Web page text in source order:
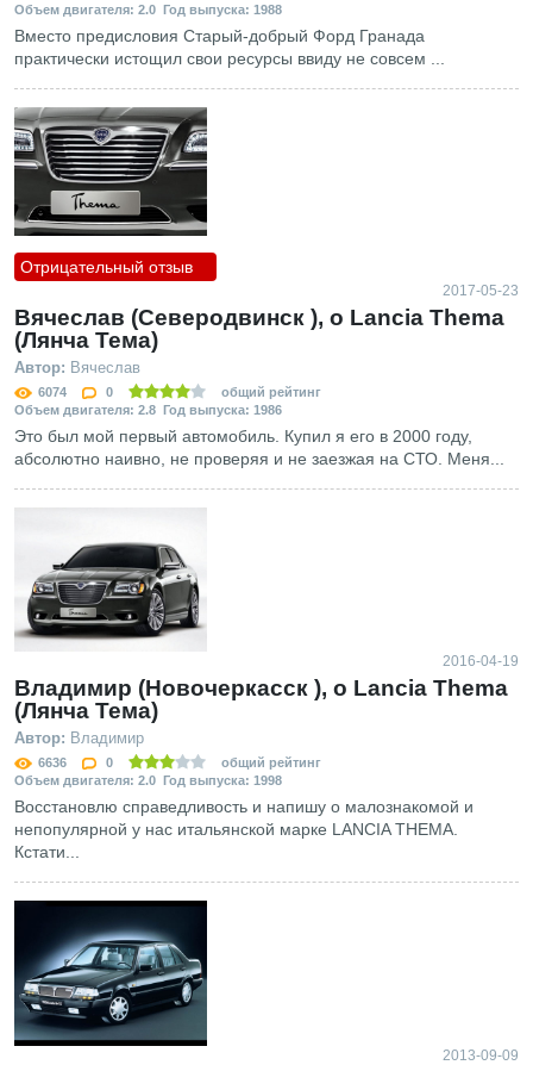
Объем двигателя: 2.0 Год выпуска: 1988
Вместо предисловия Старый-добрый Форд Гранада
практически истощил свои ресурсы ввиду не совсем ...
Отрицательный отзыв
2017-05-23
Вячеслав (Северодвинск ), о Lancia Thema
(Лянча Тема)
Автор: Вячеслав
6074 0
общий рейтинг
Объем двигателя: 2.8 Год выпуска: 1986
Это был мой первый автомобиль. Купил я его в 2000 году,
абсолютно наивно, не проверяя и не заезжая на СТО. Меня...
2016-04-19
Владимир (Новочеркасск ), о Lancia Thema
(Лянча Тема)
Автор: Владимир
6636 0
общий рейтинг
Объем двигателя: 2.0 Год выпуска: 1998
Восстановлю справедливость и напишу о малознакомой и
непопулярной у нас итальянской марке LANCIA THEMA.
Кстати...
2013-09-09